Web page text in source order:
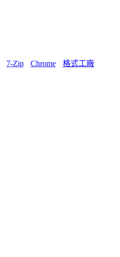
7-Zip Chrome 格式工廠